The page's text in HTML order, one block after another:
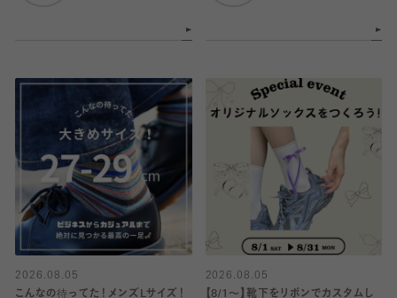
2026.08.05
こんなの待ってた！メンズLサイズ！
2026.08.05
【8/1〜】靴下をリボンでカスタムし